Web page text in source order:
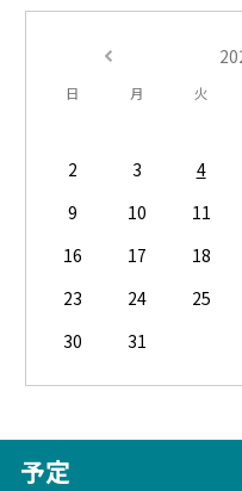
日 月 火
2
3 4
9
10 11
16
17 18
23
24 25
30
31
予定